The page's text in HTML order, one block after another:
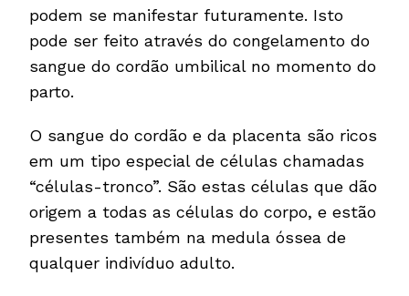
podem se manifestar futuramente. Isto
pode ser feito através do congelamento do
sangue do cordão umbilical no momento do
parto.
O sangue do cordão e da placenta são ricos
em um tipo especial de células chamadas
“células-tronco”. São estas células que dão
origem a todas as células do corpo, e estão
presentes também na medula óssea de
qualquer indivíduo adulto.